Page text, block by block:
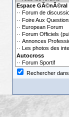
Rechercher